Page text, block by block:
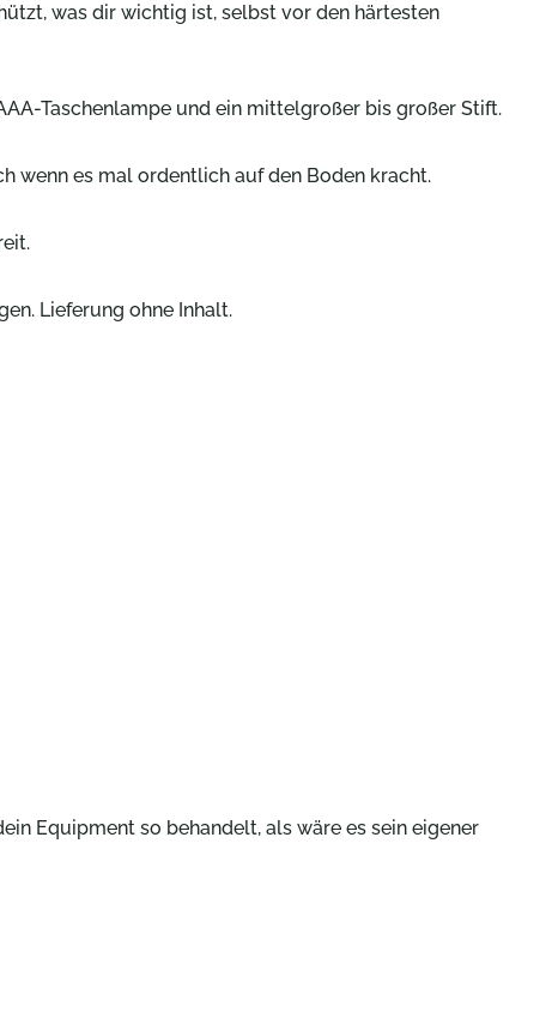
was dir wichtig ist, selbst vor den härtesten
Taschenlampe und ein mittelgroßer bis großer Stift.
wenn es mal ordentlich auf den Boden kracht.
Lieferung ohne Inhalt.
Equipment so behandelt, als wäre es sein eigener